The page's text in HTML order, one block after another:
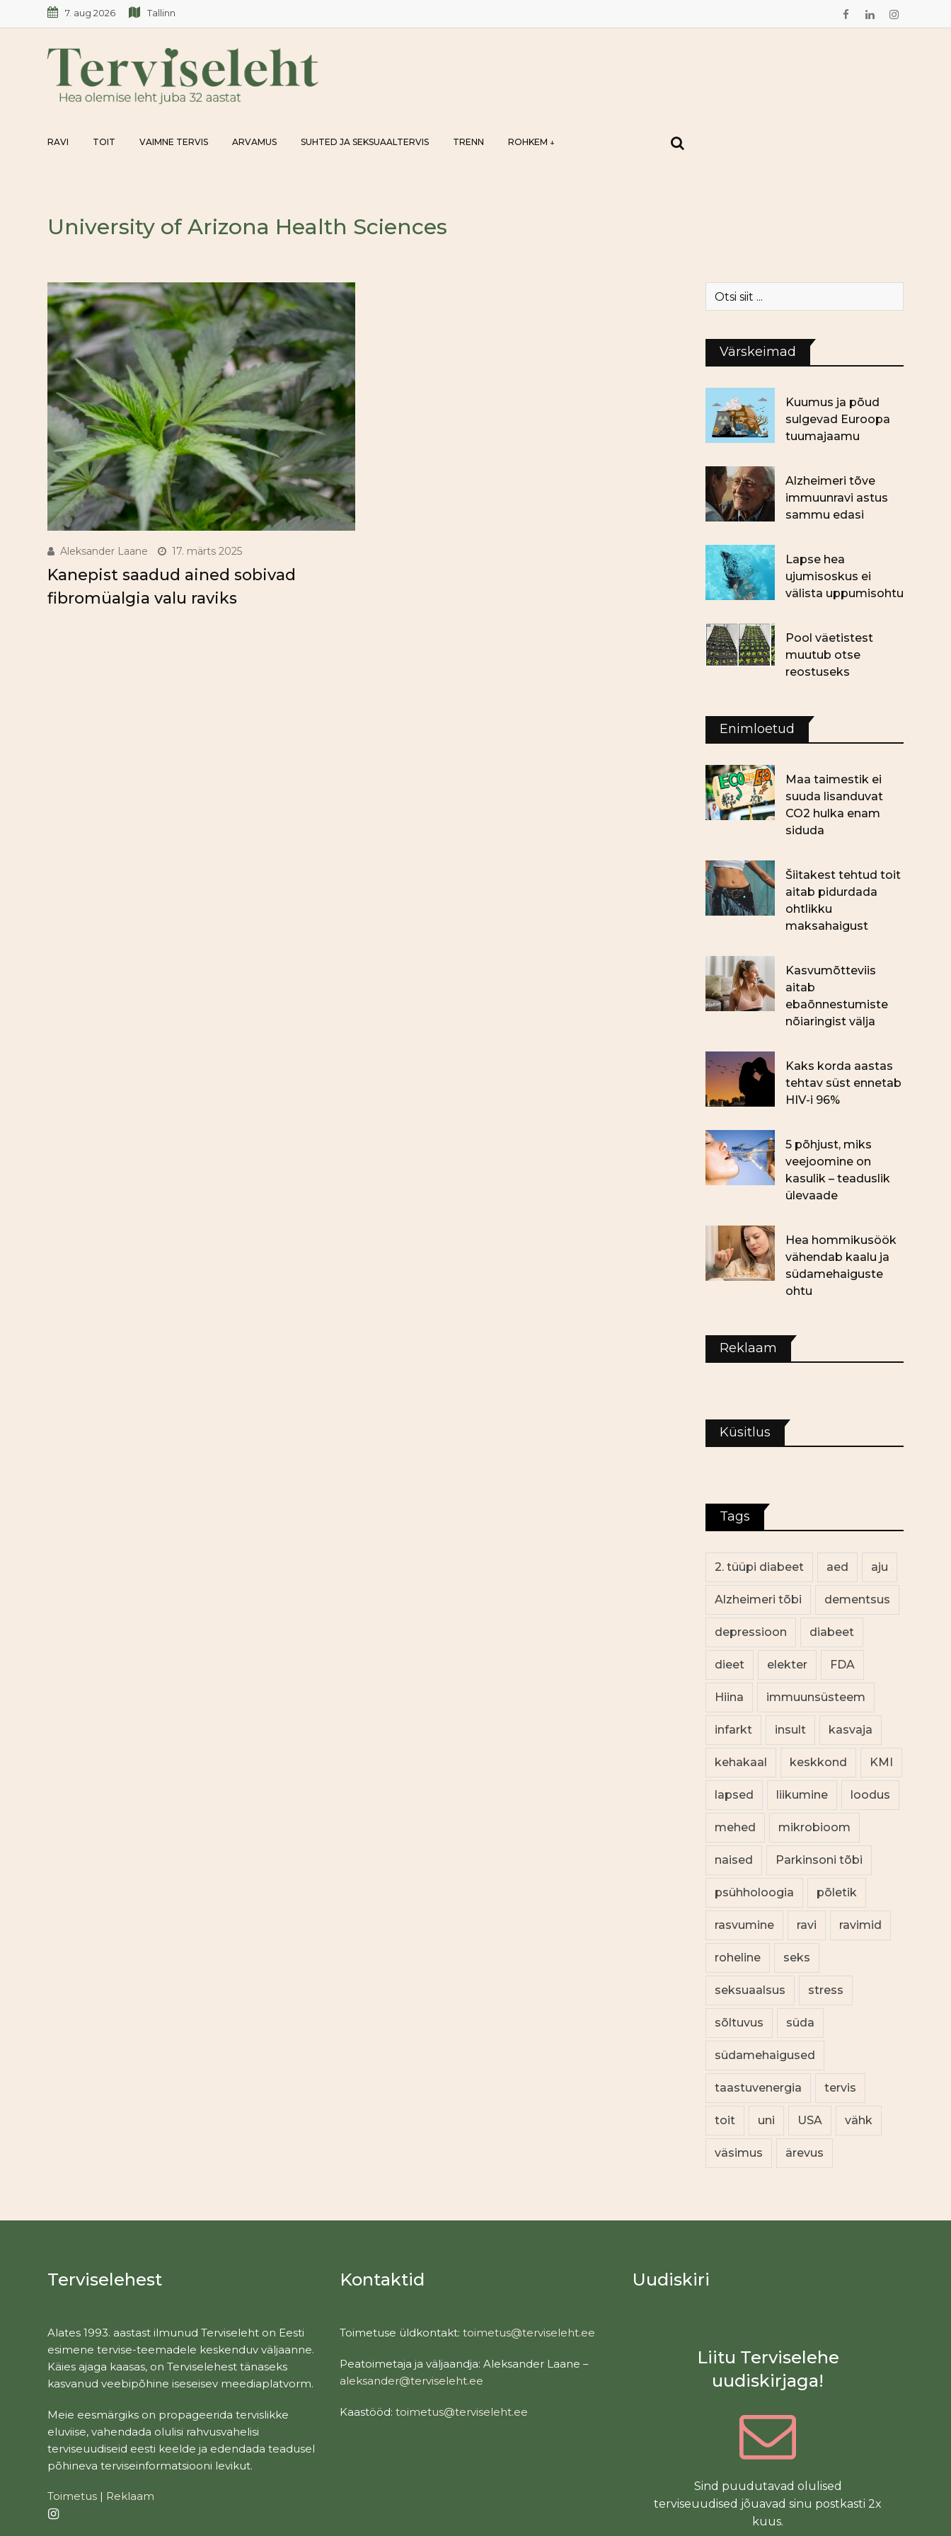
to
7. aug 2026 Tallinn
RAVI TOIT VAIMNE TERVIS ARVAMUS SUHTED JA SEKSUAALTERVIS TRENN ROHKEM ↓
University of Arizona Health Sciences
Aleksander Laane 17. märts 2025
Kanepist saadud ained sobivad
fibromüalgia valu raviks
Värskeimad
Kuumus ja põud
sulgevad Euroopa
tuumajaamu
Alzheimeri tõve
immuunravi astus
sammu edasi
Lapse hea
ujumisoskus ei
välista uppumisohtu
Pool väetistest
muutub otse
reostuseks
Enimloetud
Maa taimestik ei
suuda lisanduvat
CO2 hulka enam
siduda
Šiitakest tehtud toit
aitab pidurdada
ohtlikku
maksahaigust
Kasvumõtteviis
aitab
ebaõnnestumiste
nõiaringist välja
Kaks korda aastas
tehtav süst ennetab
HIV-i 96%
5 põhjust, miks
veejoomine on
kasulik – teaduslik
ülevaade
Hea hommikusöök
vähendab kaalu ja
südamehaiguste
ohtu
Reklaam
Küsitlus
Tags
2. tüüpi diabeet aed aju
Alzheimeri tõbi dementsus
depressioon diabeet
dieet elekter FDA
Hiina immuunsüsteem
infarkt insult kasvaja
kehakaal keskkond KMI
lapsed liikumine loodus
mehed mikrobioom
naised Parkinsoni tõbi
psühholoogia põletik
rasvumine ravi ravimid
roheline seks
seksuaalsus stress
sõltuvus süda
südamehaigused
taastuvenergia tervis
toit uni USA vähk
väsimus ärevus
Terviselehest
Alates 1993. aastast ilmunud Terviseleht on Eesti
esimene tervise-teemadele keskenduv väljaanne.
Käies ajaga kaasas, on Terviselehest tänaseks
kasvanud veebipõhine iseseisev meediaplatvorm.
Meie eesmärgiks on propageerida tervislikke
eluviise, vahendada olulisi rahvusvahelisi
terviseuudiseid eesti keelde ja edendada teadusel
põhineva terviseinformatsiooni levikut.
Toimetus | Reklaam
Kontaktid
Toimetuse üldkontakt:toimetus@terviseleht.ee
Peatoimetaja ja väljaandja: Aleksander Laane –
aleksander@terviseleht.ee
Kaastööd:toimetus@terviseleht.ee
Uudiskiri
Liitu Terviselehe
uudiskirjaga!
Sind puudutavad olulised
terviseuudised jõuavad sinu postkasti 2x
kuus.